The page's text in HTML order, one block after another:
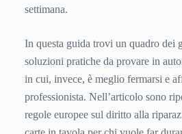
settimana.
In questa guida trovi un quadro dei
soluzioni pratiche da provare in
in cui, invece, è meglio fermarsi e
professionista. Nell’articolo sono
regole europee sul diritto alla